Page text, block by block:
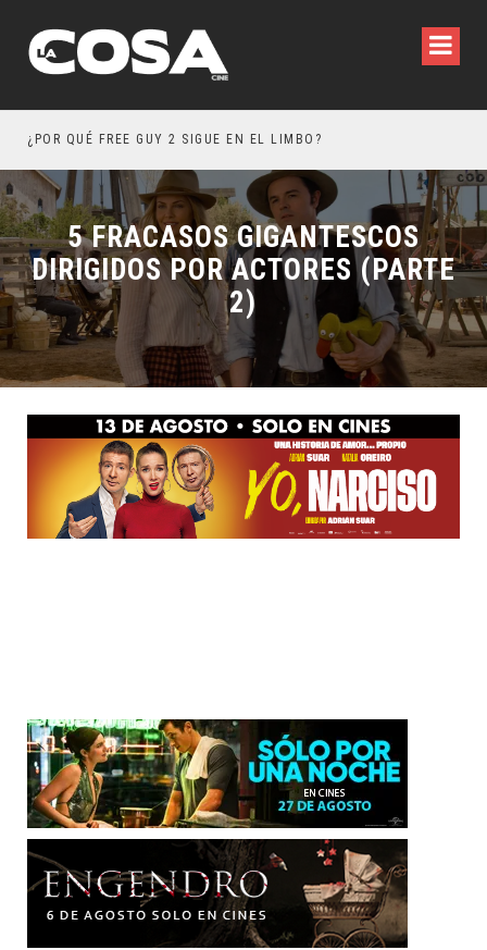
¿POR QUÉ FREE GUY 2 SIGUE EN EL LIMBO?
5 FRACASOS GIGANTESCOS
DIRIGIDOS POR ACTORES (PARTE
2)